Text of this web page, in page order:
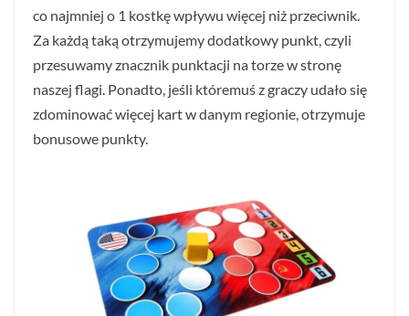
co najmniej o 1 kostkę wpływu więcej niż przeciwnik.
Za każdą taką otrzymujemy dodatkowy punkt, czyli
przesuwamy znacznik punktacji na torze w stronę
naszej flagi. Ponadto, jeśli któremuś z graczy udało się
zdominować więcej kart w danym regionie, otrzymuje
bonusowe punkty.